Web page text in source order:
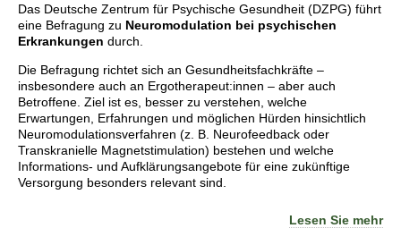
Das Deutsche Zentrum für Psychische Gesundheit (DZPG) führt
eine Befragung zu Neuromodulation bei psychischen
Erkrankungen durch.
Die Befragung richtet sich an Gesundheitsfachkräfte –
insbesondere auch an Ergotherapeut:innen – aber auch
Betroffene. Ziel ist es, besser zu verstehen, welche
Erwartungen, Erfahrungen und möglichen Hürden hinsichtlich
Neuromodulationsverfahren (z. B. Neurofeedback oder
Transkranielle Magnetstimulation) bestehen und welche
Informations- und Aufklärungsangebote für eine zukünftige
Versorgung besonders relevant sind.
Lesen Sie mehr